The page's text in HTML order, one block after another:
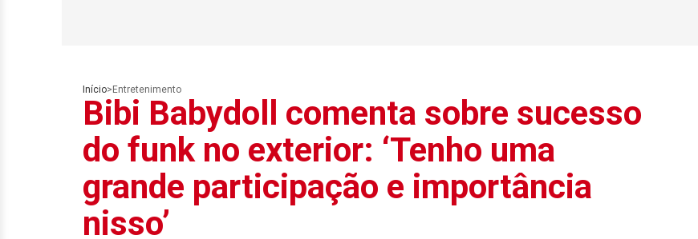
Início> Entretenimento
Bibi Babydoll comenta sobre sucesso
do funk no exterior: ‘Tenho uma
grande participação e importância
nisso’